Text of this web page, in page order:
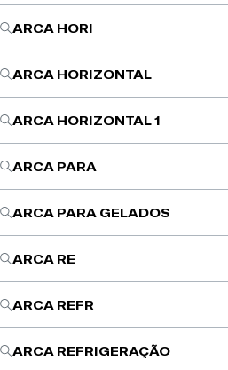
ARCA HORI
ARCA HORIZONTAL
ARCA HORIZONTAL 1
ARCA PARA
ARCA PARA GELADOS
ARCA RE
ARCA REFR
ARCA REFRIGERAÇÃO